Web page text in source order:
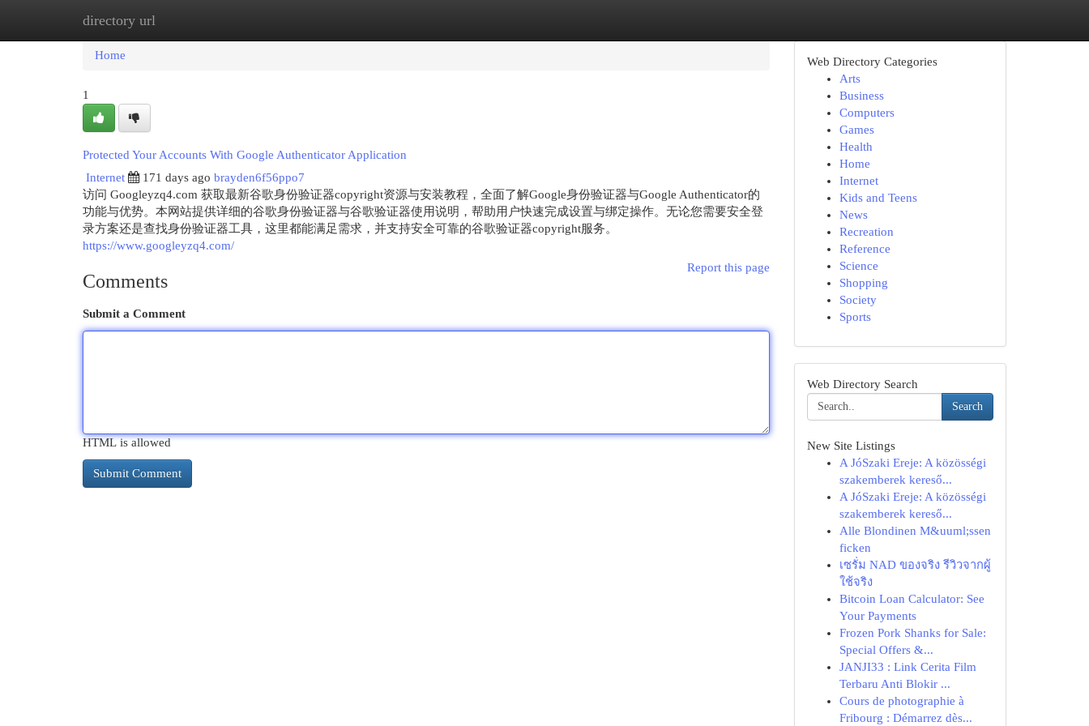
directory url
Home
Home
1
Protected Your Accounts With Google Authenticator Application
Internet
171 days ago brayden6f56ppo7
访问 Googleyzq4.com 获取最新谷歌身份验证器copyright资源与安装教程，全面了解Google身份验证器与Google Authenticator的
功能与优势。本网站提供详细的谷歌身份验证器与谷歌验证器使用说明，帮助用户快速完成设置与绑定操作。无论您需要安全登
录方案还是查找身份验证器工具，这里都能满足需求，并支持安全可靠的谷歌验证器copyright服务。
https://www.googleyzq4.com/
Report this page
Comments
Submit a Comment
HTML is allowed
Web Directory Categories
Arts
Business
Computers
Games
Health
Home
Internet
Kids and Teens
News
Recreation
Reference
Science
Shopping
Society
Sports
Web Directory Search
Search
New Site Listings
A JóSzaki Ereje: A közösségi
szakemberek kereső...
A JóSzaki Ereje: A közösségi
szakemberek kereső...
Alle Blondinen M&uuml;ssen
ficken
เซรั่ม NAD ของจริง รีวิวจากผู้
ใช้จริง
Bitcoin Loan Calculator: See
Your Payments
Frozen Pork Shanks for Sale:
Special Offers &...
JANJI33 : Link Cerita Film
Terbaru Anti Blokir ...
Cours de photographie à
Fribourg : Démarrez dès...